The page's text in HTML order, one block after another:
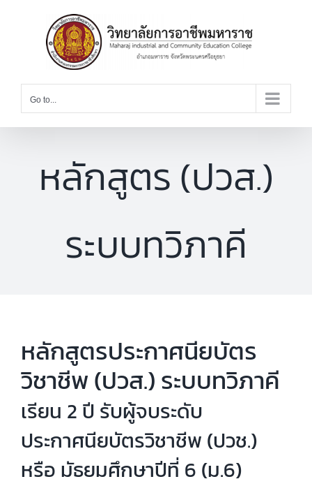
Go to...
หลักสูตร (ปวส.)
ระบบทวิภาคี
หลักสูตรประกาศนียบัตร
วิชาชีพ (ปวส.) ระบบทวิภาคี
เรียน 2 ปี รับผู้จบระดับ
ประกาศนียบัตรวิชาชีพ (ปวช.)
หรือ มัธยมศึกษาปีที่ 6 (ม.6)